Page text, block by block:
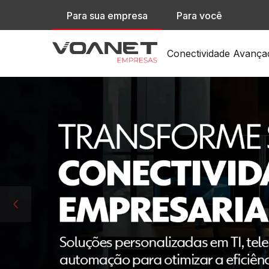
Para sua empresa Para você
Conectividade
Conexão Privada
L2L
Acesso a Pontos
Proteção contra